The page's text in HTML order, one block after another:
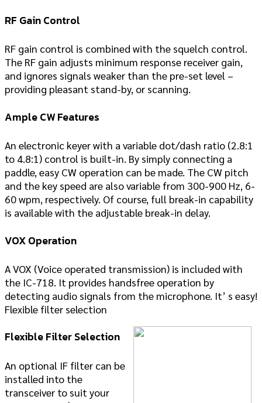
RF Gain Control
RF gain control is combined with the squelch control.
The RF gain adjusts minimum response receiver gain,
and ignores signals weaker than the pre-set level –
providing pleasant stand-by, or scanning.
Ample CW Features
An electronic keyer with a variable dot/dash ratio (2.8:1
to 4.8:1) control is built-in. By simply connecting a
paddle, easy CW operation can be made. The CW pitch
and the key speed are also variable from 300-900 Hz, 6-
60 wpm, respectively. Of course, full break-in capability
is available with the adjustable break-in delay.
VOX Operation
A VOX (Voice operated transmission) is included with
the IC-718. It provides handsfree operation by
detecting audio signals from the microphone. It’ s easy!
Flexible filter selection
Flexible Filter Selection
An optional IF filter can be
installed into the
transceiver to suit your